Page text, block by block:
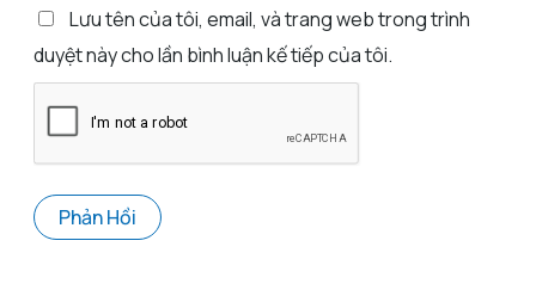
Lưu tên của tôi, email, và trang web trong trình
duyệt này cho lần bình luận kế tiếp của tôi.